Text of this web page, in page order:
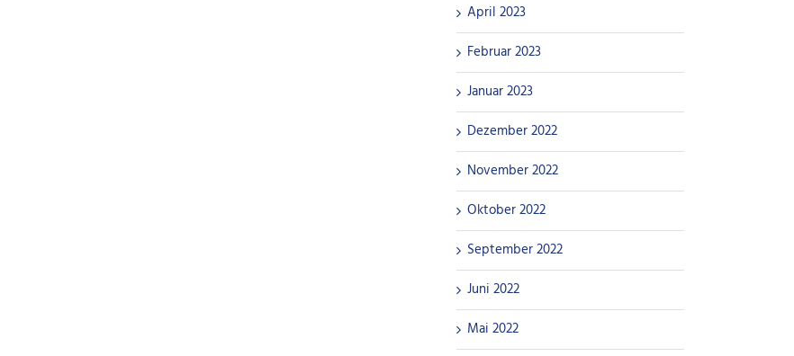
April 2023
Februar 2023
Januar 2023
Dezember 2022
November 2022
Oktober 2022
September 2022
Juni 2022
Mai 2022